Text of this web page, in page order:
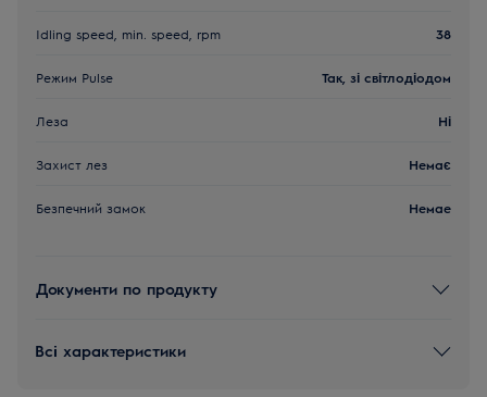
Idling speed, min. speed, rpm 38
Режим Pulse Так, зі світлодіодом
Леза Ні
Захист лез Немає
Безпечний замок Немае
Документи по продукту
Всі характеристики